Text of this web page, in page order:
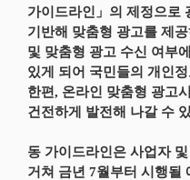
가이드라인」의 제정으로
기반해 맞춤형 광고를 제
및 맞춤형 광고 수신 여부
있게 되어 국민들의 개인
한편, 온라인 맞춤형 광고
건전하게 발전해 나갈 수
동 가이드라인은 사업자
거쳐 금년 7월부터 시행될